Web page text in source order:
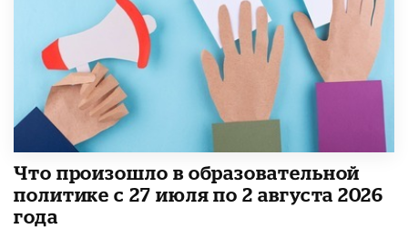
​Что произошло в образовательной
политике с 27 июля по 2 августа 2026
года